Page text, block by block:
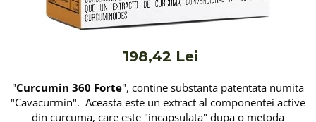
Superalimente bio
Fructe si legume Bio
dejun
Lactate
198,42 Lei
"Curcumin 360 Forte", contine substanta patentata numita
"Cavacurmin". Aceasta este un extract al componentei active
din curcuma, care este "incapsulata" dupa o metoda